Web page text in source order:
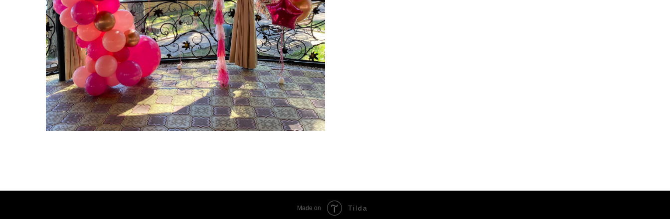
Made on Tilda